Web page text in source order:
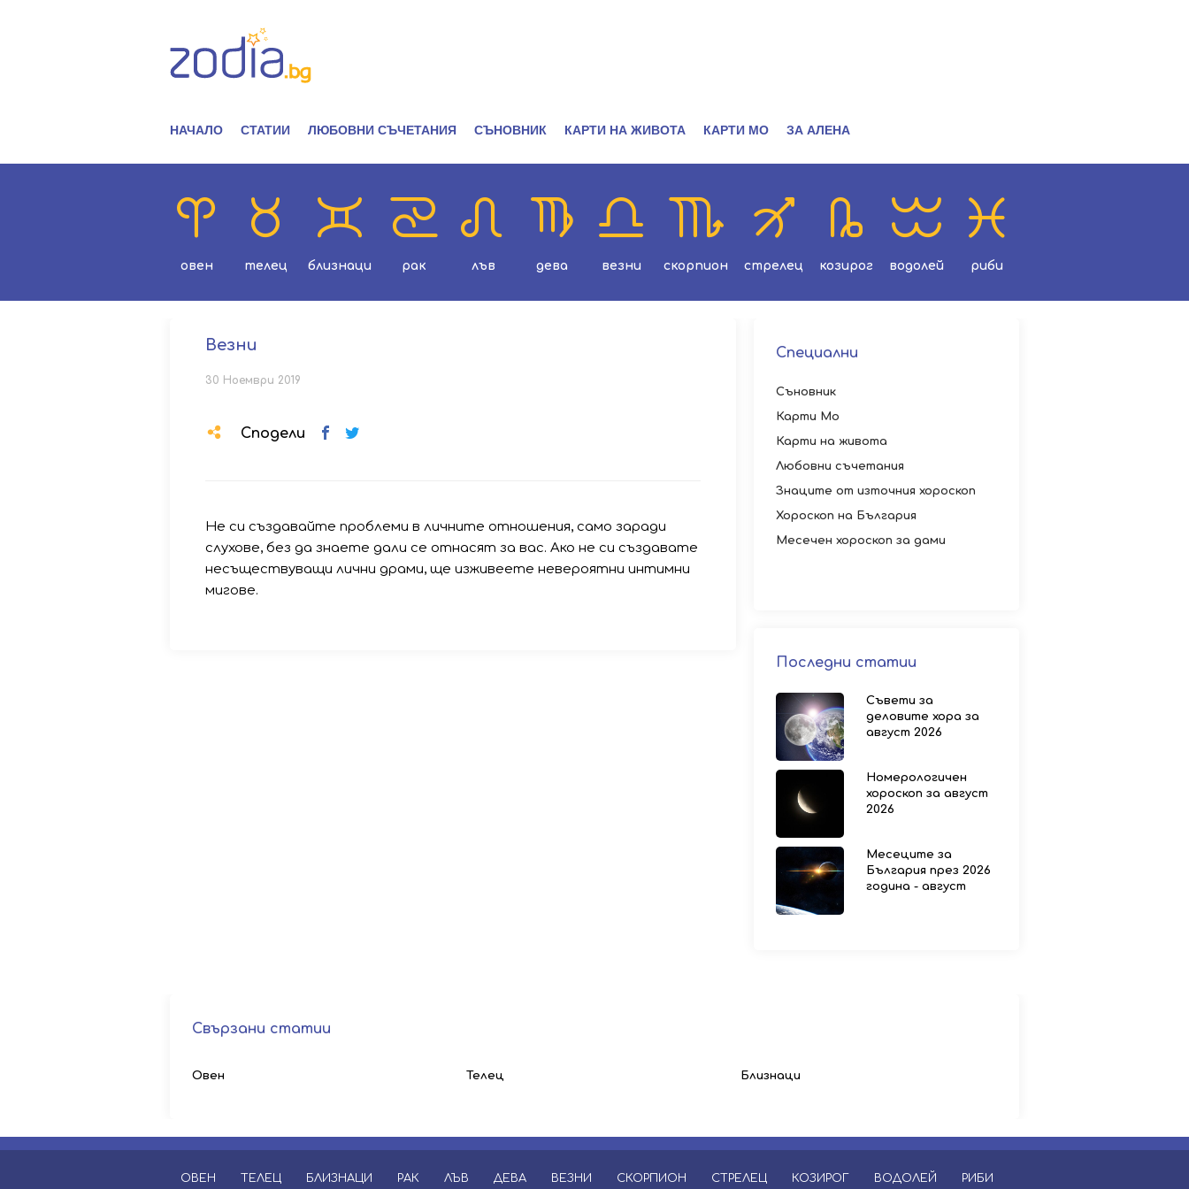
НАЧАЛО СТАТИИ ЛЮБОВНИ СЪЧЕТАНИЯ СЪНОВНИК КАРТИ НА ЖИВОТА КАРТИ МО ЗА АЛЕНА
овен телец близнаци рак лъв дева везни скорпион стрелец козирог водолей риби
Везни
30 Ноември 2019
Сподели
Не си създавайте проблеми в личните отношения, само заради
слухове, без да знаете дали се отнасят за вас. Ако не си създавате
несъществуващи лични драми, ще изживеете невероятни интимни
мигове.
Специални
Съновник
Карти Мо
Карти на живота
Любовни съчетания
Знаците от източния хороскоп
Хороскоп на България
Месечен хороскоп за дами
Последни статии
Съвети за
деловите хора за
август 2026
Номерологичен
хороскоп за август
2026
Месеците за
България през 2026
година - август
Свързани статии
Овен Телец Близнаци
ОВЕН ТЕЛЕЦ БЛИЗНАЦИ РАК ЛЪВ ДЕВА ВЕЗНИ СКОРПИОН СТРЕЛЕЦ КОЗИРОГ ВОДОЛЕЙ РИБИ